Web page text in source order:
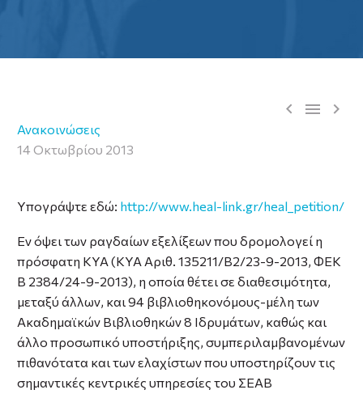
  
Ανακοινώσεις
14 Οκτωβρίου 2013
Υπογράψτε εδώ: http://www.heal-link.gr/heal_petition/
Εν όψει των ραγδαίων εξελίξεων που δρομολογεί η
πρόσφατη ΚΥΑ (ΚΥΑ Αριθ. 135211/B2/23-9-2013, ΦΕΚ
Β 2384/24-9-2013), η οποία θέτει σε διαθεσιμότητα,
μεταξύ άλλων, και 94 βιβλιοθηκονόμους-μέλη των
Ακαδημαϊκών Βιβλιοθηκών 8 Ιδρυμάτων, καθώς και
άλλο προσωπικό υποστήριξης, συμπεριλαμβανομένων
πιθανότατα και των ελαχίστων που υποστηρίζουν τις
σημαντικές κεντρικές υπηρεσίες του ΣΕΑΒ